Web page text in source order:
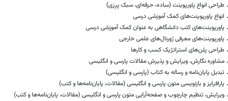
طراحی انواع پاورپوینت (ساده، حرفه‌ای، سبک پِرِزی)
انواع پاورپوینت‌های کمک آموزشی درسی
پاورپوینت‌های کتب دانشگاهی به عنوان کمک آموزشی درسی
پاورپوینت‌های معرفی ژورنال‌های علمی خارجی
طراحی پلن‌های استراتژیک کسب و کارها
مشاوره نگارش، ویرایش و پذیرش مقالات پارسی و انگلیسی
تبدیل پایان‌نامه و رساله به کتاب (پارسی و انگلیسی)
پارافرایز و بازنویسی متون پارسی و انگلیسی (مقالات، پایان‌نامه‌ها و کتب)
ویرایش، تنظیم چارچوب و صفحه‌آرایی متون پارسی و انگلیسی (مقالات، پایان‌نامه‌ها و کتب)